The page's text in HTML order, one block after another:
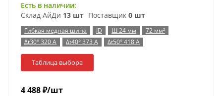
Есть в наличии:
Склад АйДи 13 шт Поставщик 0 шт
Гибкая медная шина ID Ш 24 мм
72 мм²
Δt30° 320 А
Δt40° 373 А Δt50° 418 А
Таблица выбора
4 488₽/шт